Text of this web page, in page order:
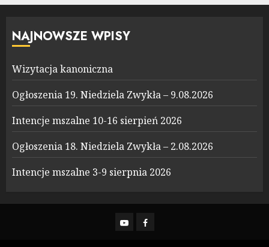
NAJNOWSZE WPISY
Wizytacja kanoniczna
Ogłoszenia 19. Niedziela Zwykła – 9.08.2026
Intencje mszalne 10-16 sierpień 2026
Ogłoszenia 18. Niedziela Zwykła – 2.08.2026
Intencje mszalne 3-9 sierpnia 2026
YouTubeFacebook